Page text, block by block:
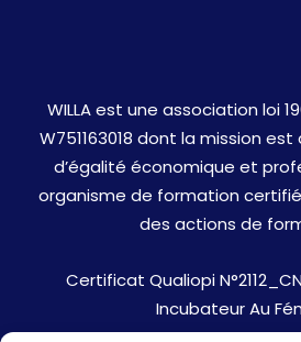
WILLA est une association loi
W751163018 dont la mission est
d’égalité économique et
organisme de formation
des actions de
Certificat Qualiopi
Incubateur Au